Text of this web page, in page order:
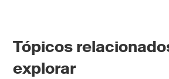
Tópicos
explorar